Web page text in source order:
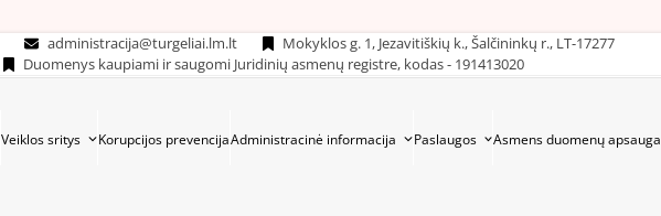
administracija@turgeliai.lm.lt
Mokyklos g. 1, Jezavitiškių k., Šalčininkų r., LT-17277
Duomenys kaupiami ir saugomi Juridinių asmenų registre, kodas - 191413020
Veiklos sritys Korupcijos prevencijaAdministracinė informacija Paslaugos Asmens duomenų apsauga